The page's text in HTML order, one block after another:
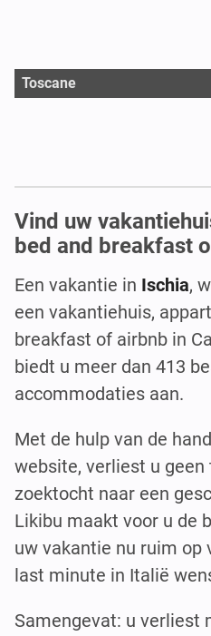
Toscane
Vind uw
bed and breakfast
Een vakantie in Ischia,
een vakantiehuis,
breakfast of airbnb in
biedt u meer dan 413
accommodaties aan.
Met de hulp van de
website, verliest u
zoektocht naar een
Likibu maakt voor u de
uw vakantie nu ruim op
last minute in Italië
Samengevat: u verliest